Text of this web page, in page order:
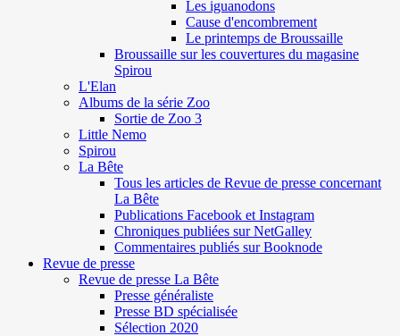
Les iguanodons
Cause d'encombrement
Le printemps de Broussaille
Broussaille sur les couvertures du magasine
Spirou
L'Elan
Albums de la série Zoo
Sortie de Zoo 3
Little Nemo
Spirou
La Bête
Tous les articles de Revue de presse concernant
La Bête
Publications Facebook et Instagram
Chroniques publiées sur NetGalley
Commentaires publiés sur Booknode
Revue de presse
Revue de presse La Bête
Presse généraliste
Presse BD spécialisée
Sélection 2020